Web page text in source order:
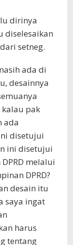
dirinya
diselesaikan
setneg.
ada di
desainnya
kalau pak
ada
disetujui
ini disetujui
melalui
DPRD?
desain itu
saya ingat
harus
tentang